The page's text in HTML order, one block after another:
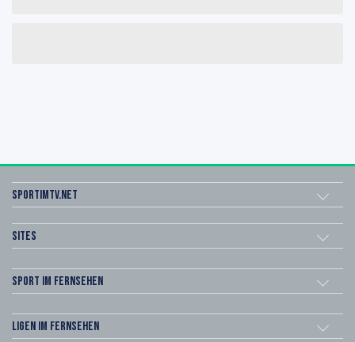
sportimtv.net
Sites
Sport im Fernsehen
Ligen im Fernsehen